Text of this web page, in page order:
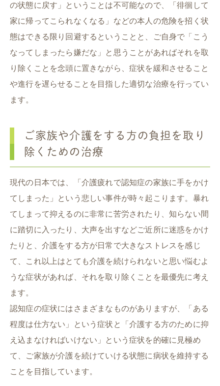
の状態に戻す」ということは不可能なので、「徘徊して
家に帰ってこられなくなる」などの本人の危険を招く状
態はできる限り回避するということと、ご自身で「こう
なってしまったら嫌だな」と思うことがあればそれを取
り除くことを念頭に置きながら、症状を緩和させること
や進行を遅らせることを目指した適切な治療を行ってい
ます。
ご家族や介護をする方の負担を取り
除くための治療
現代の日本では、「介護疲れで認知症の家族に手をかけ
てしまった」という悲しい事件が時々起こります。暴れ
てしまって抑えるのに非常に苦労されたり、知らない間
に踏切に入ったり、大声を出すなどご近所に迷惑をかけ
たりと、介護をする方が日常で大きなストレスを感じ
て、これ以上はとても介護を続けられないと思い悩むよ
うな症状があれば、それを取り除くことを最優先に考え
ます。
認知症の症状にはさまざまなものがありますが、「ある
程度は仕方ない」という症状と「介護する方のために抑
え込まなければいけない」という症状を的確に見極め
て、ご家族が介護を続けていける状態に病状を維持する
ことを目指しています。